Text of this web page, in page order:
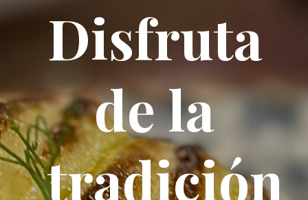
Disfruta
de la
tradición